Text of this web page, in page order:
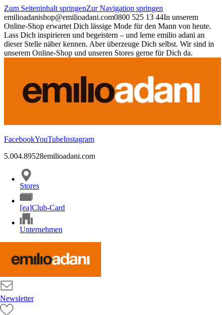
Zum Seiteninhalt springenZur Navigation springen
emilioadanishop@emilioadani.com0800 525 13 44In unserem
Online-Shop erwartet Dich lässige Mode für den Mann von heute.
Lass Dich inspirieren und begeistern – und lerne emilio adani an
dieser Stelle näher kennen. Aber überzeuge Dich selbst. Wir sind in
unserem Online-Shop und unseren Stores gerne für Dich da.
FacebookYouTubeInstagram
5.004.89528emilioadani.com
Stores
[ea]Club-Card
Unternehmen
Newsletter